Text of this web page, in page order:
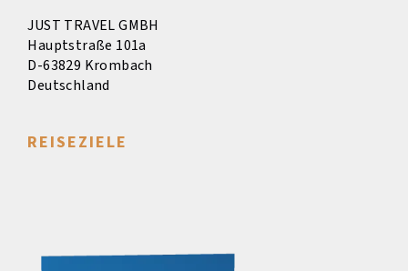
JUST TRAVEL GMBH
Hauptstraße 101a
D-63829 Krombach
Deutschland
REISEZIELE